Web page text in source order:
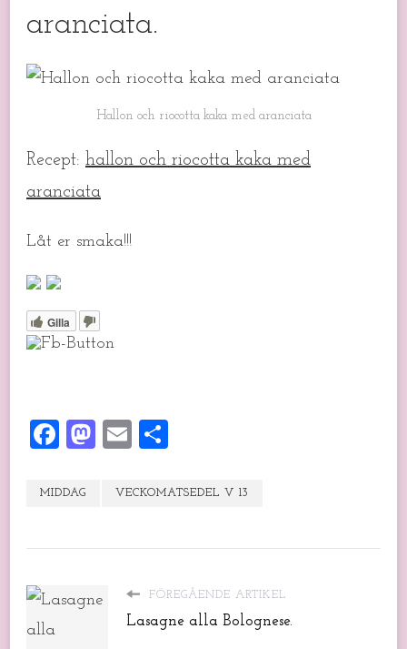
aranciata.
Hallon och riocotta kaka med aranciata
Recept: hallon och riocotta kaka med
aranciata
Låt er smaka!!!
Gilla
Facebook
Mastodon
Email
MIDDAG VECKOMATSEDEL V 13
FÖREGÅENDE ARTIKEL
Lasagne alla Bolognese.